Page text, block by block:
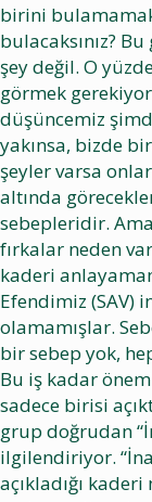
birini
bulacaksınız?
şey değil. O
görmek
düşüncemiz
yakınsa, bizde
şeyler varsa
altında
sebepleridir.
fırkalar neden
kaderi
Efendimiz (SAV)
olamamışlar.
bir sebep yok,
Bu iş kadar
sadece birisi
grup doğrudan
ilgilendiriyor.
açıkladığı